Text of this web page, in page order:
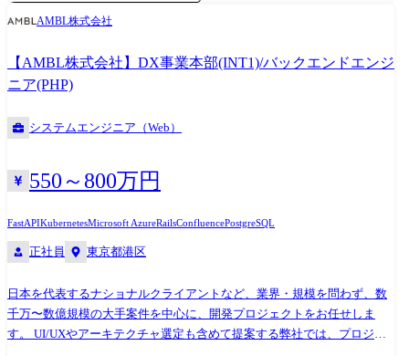
(Java/Spring/Vue.JS/PostgreSQL/Azure) ●AIを活用したデータ分析(Python)
①各営業が参画するプロジェクト候補を獲得 ②営業マネージャー指揮の
もと、案件選抜会議を実施 ※案件を持ち寄り、エンジニアが一番自分の
選抜する ③エンジニアと営業が面談 ※今までの経歴や今後の方向性を確
プロジェクトが決定
AMBL株式会社
【AMBL株式会社】DX事業本部(INT1)/バックエンドエンジ
ニア(PHP)
システムエンジニア（Web）
550～800万円
FastAPIKubernetesMicrosoft AzureRailsConfluencePostgreSQL
正社員 東京都港区
日本を代表するナショナルクライアントなど、業界・規模を問わず、数
千万〜数億規模の大手案件を中心に、開発プロジェクトをお任せしま
す。 UI/UXやアーキテクチャ選定も含めて提案する弊社では、プロジェ